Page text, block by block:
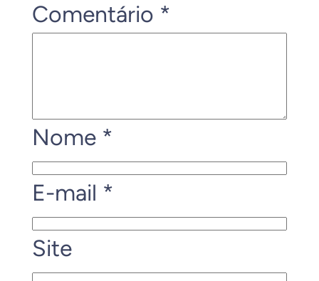
Comentário *
Nome *
E-mail *
Site